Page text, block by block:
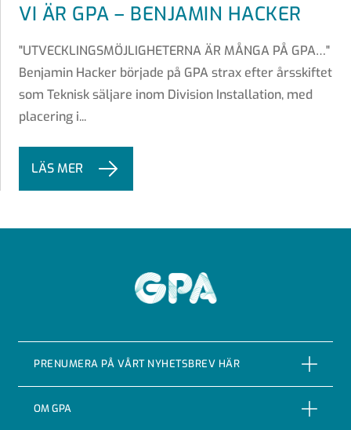
VI ÄR GPA – BENJAMIN HACKER
"UTVECKLINGSMÖJLIGHETERNA ÄR MÅNGA PÅ GPA…"
Benjamin Hacker började på GPA strax efter årsskiftet
som Teknisk säljare inom Division Installation, med
placering i...
LÄS MER
PRENUMERA PÅ VÅRT NYHETSBREV HÄR
OM GPA